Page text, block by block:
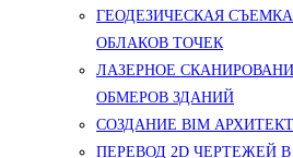
ГЕОДЕЗИЧЕСКАЯ
ОБЛАКОВ ТОЧЕК
ЛАЗЕРНОЕ
ОБМЕРОВ ЗДАНИЙ
СОЗДАНИЕ BIM
ПЕРЕВОД 2D ЧЕРТЕЖЕЙ